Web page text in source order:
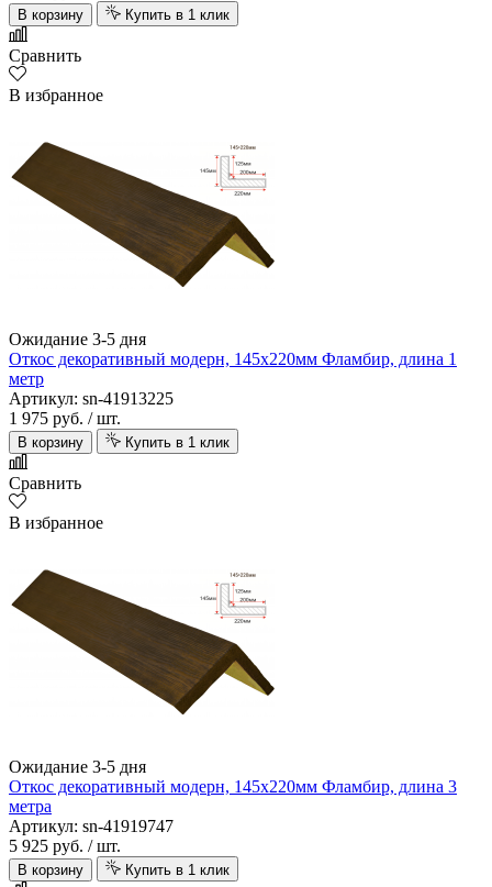
В корзину Купить в 1 клик
Сравнить
В избранное
Ожидание 3-5 дня
Откос декоративный модерн, 145х220мм Фламбир, длина 1
метр
Артикул: sn-41913225
1 975 руб. / шт.
В корзину Купить в 1 клик
Сравнить
В избранное
Ожидание 3-5 дня
Откос декоративный модерн, 145х220мм Фламбир, длина 3
метра
Артикул: sn-41919747
5 925 руб. / шт.
В корзину Купить в 1 клик